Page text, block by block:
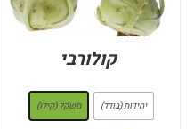
קולורבי
יחידות (בודד) משקל (קילו)